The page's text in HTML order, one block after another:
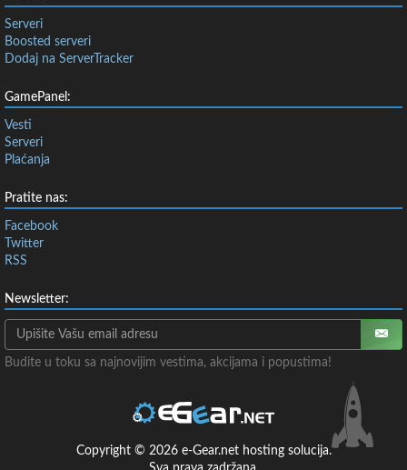
Serveri
Boosted serveri
Dodaj na ServerTracker
GamePanel:
Vesti
Serveri
Plaćanja
Pratite nas:
Facebook
Twitter
RSS
Newsletter:
Budite u toku sa najnovijim vestima, akcijama i popustima!
Copyright © 2026 e-Gear.net hosting solucija.